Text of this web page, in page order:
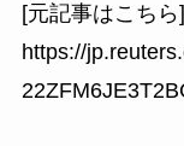
[元記事はこちら]
https://